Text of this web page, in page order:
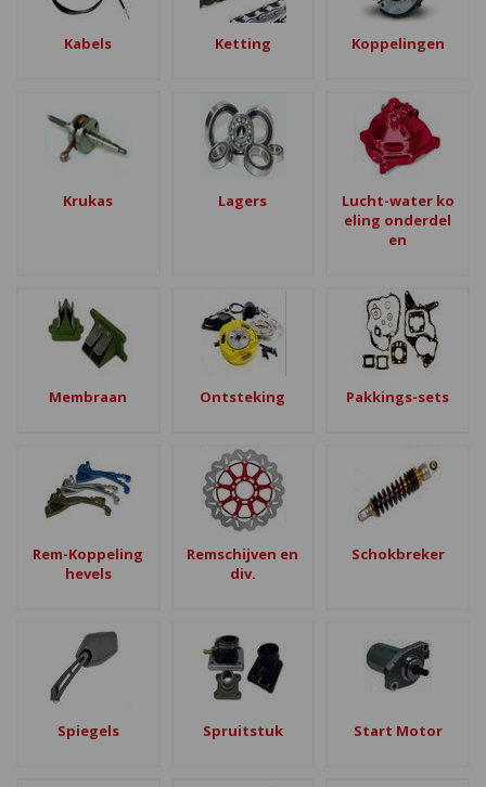
Kabels Ketting Koppelingen
Krukas Lagers
Lucht-water ko
eling onderdel
en
Membraan Ontsteking Pakkings-sets
Rem-Koppeling
hevels
Remschijven en
div.
Schokbreker
Spiegels Spruitstuk Start Motor